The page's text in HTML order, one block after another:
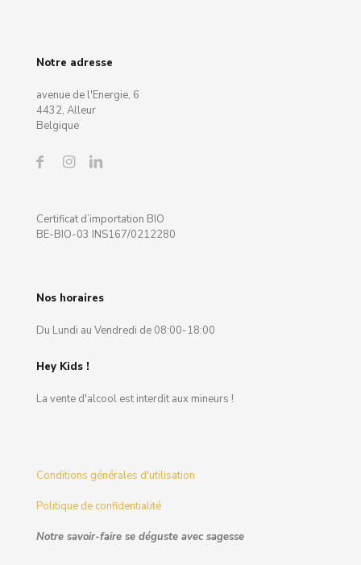
Notre adresse
avenue de l'Energie, 6
4432, Alleur
Belgique
Certificat d’importation BIO
BE-BIO-03 INS167/0212280
Nos horaires
Du Lundi au Vendredi de 08:00-18:00
Hey Kids !
La vente d'alcool est interdit aux mineurs !
Conditions générales d'utilisation
Politique de confidentialité
Notre savoir-faire se déguste avec sagesse